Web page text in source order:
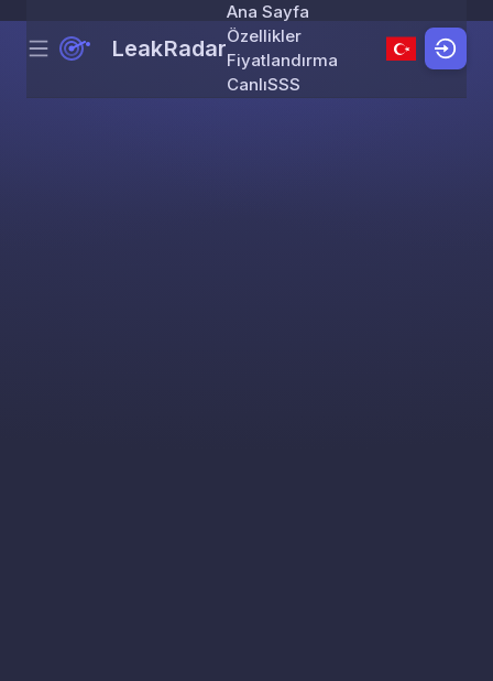
Skip to content
Menu LeakRadar
Ana Sayfa
Özellikler
Fiyatlandırma
CanlıSSS